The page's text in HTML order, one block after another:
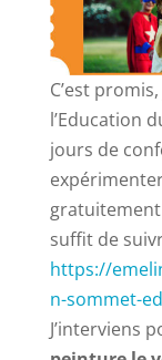
C’est
l’Education
jours de
suffit de
https://
n-sommet-
J’interviens